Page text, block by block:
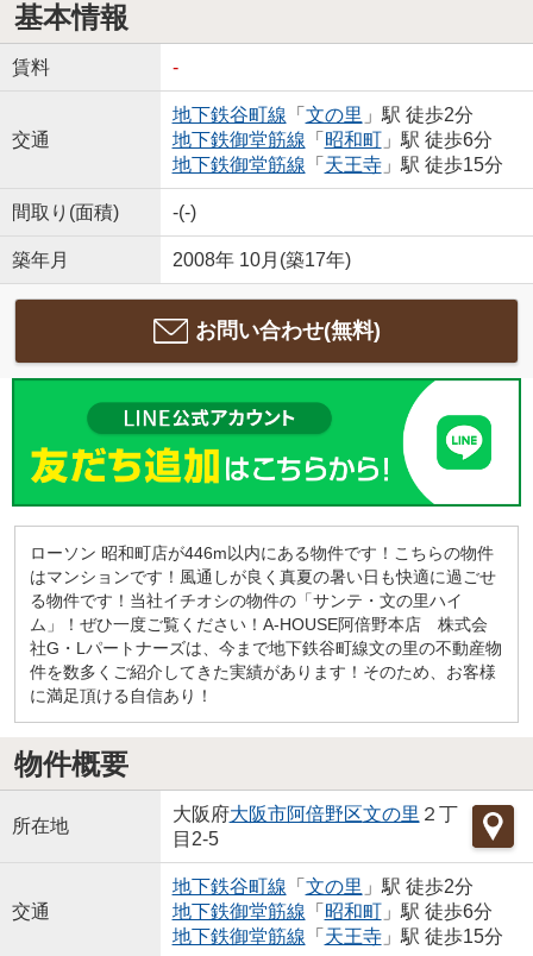
基本情報
賃料 -
交通
地下鉄谷町線 「 文の里 」駅 徒歩2分
地下鉄御堂筋線 「 昭和町」駅 徒歩6分
地下鉄御堂筋線 「 天王寺」駅 徒歩15分
間取り(面積) -(-)
築年月 2008年 10月(築17年)
お問い合わせ(無料)
ローソン 昭和町店が446m以内にある物件です！こちらの物件
はマンションです！風通しが良く真夏の暑い日も快適に過ごせ
る物件です！当社イチオシの物件の「サンテ・文の里ハイ
ム」！ぜひ一度ご覧ください！A-HOUSE阿倍野本店 株式会
社G・Lパートナーズは、今まで地下鉄谷町線文の里の不動産物
件を数多くご紹介してきた実績があります！そのため、お客様
に満足頂ける自信あり！
物件概要
所在地
大阪府大阪市阿倍野区文の里 ２丁
目2-5
交通
地下鉄谷町線 「 文の里 」駅 徒歩2分
地下鉄御堂筋線 「 昭和町」駅 徒歩6分
地下鉄御堂筋線 「 天王寺」駅 徒歩15分